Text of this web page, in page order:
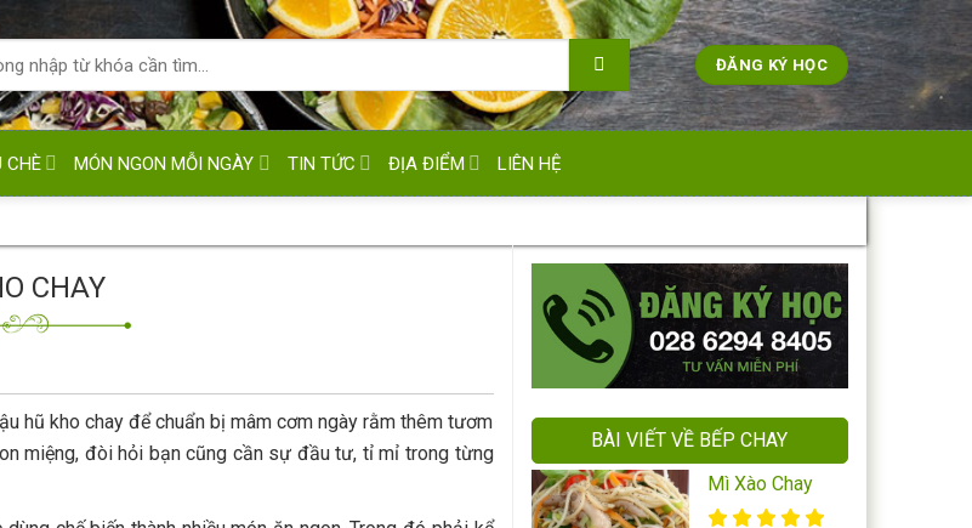
ĐĂNG KÝ HỌC
CHÈ MÓN NGON MỖI NGÀY TIN TỨC ĐỊA ĐIỂM LIÊN HỆ
CHAY
hũ kho chay để chuẩn bị mâm cơm ngày rằm thêm tươm
miệng, đòi hỏi bạn cũng cần sự đầu tư, tỉ mỉ trong từng
BÀI VIẾT VỀ BẾP CHAY
Mì Xào Chay